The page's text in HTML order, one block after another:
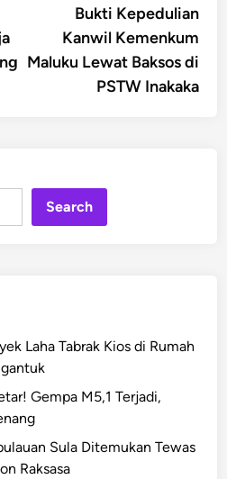
Bukti Kepedulian
Kanwil Kemenkum
Maluku Lewat Baksos di
PSTW Inakaka
Search
Laha Tabrak Kios di Rumah
Gempa M5,1 Terjadi,
Sula Ditemukan Tewas
Raksasa